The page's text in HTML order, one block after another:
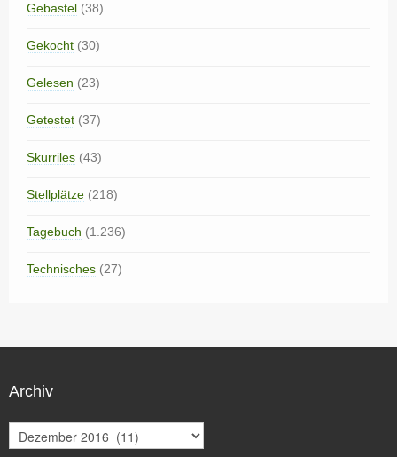
Gebastel (38)
Gekocht (30)
Gelesen (23)
Getestet (37)
Skurriles (43)
Stellplätze (218)
Tagebuch (1.236)
Technisches (27)
Archiv
r